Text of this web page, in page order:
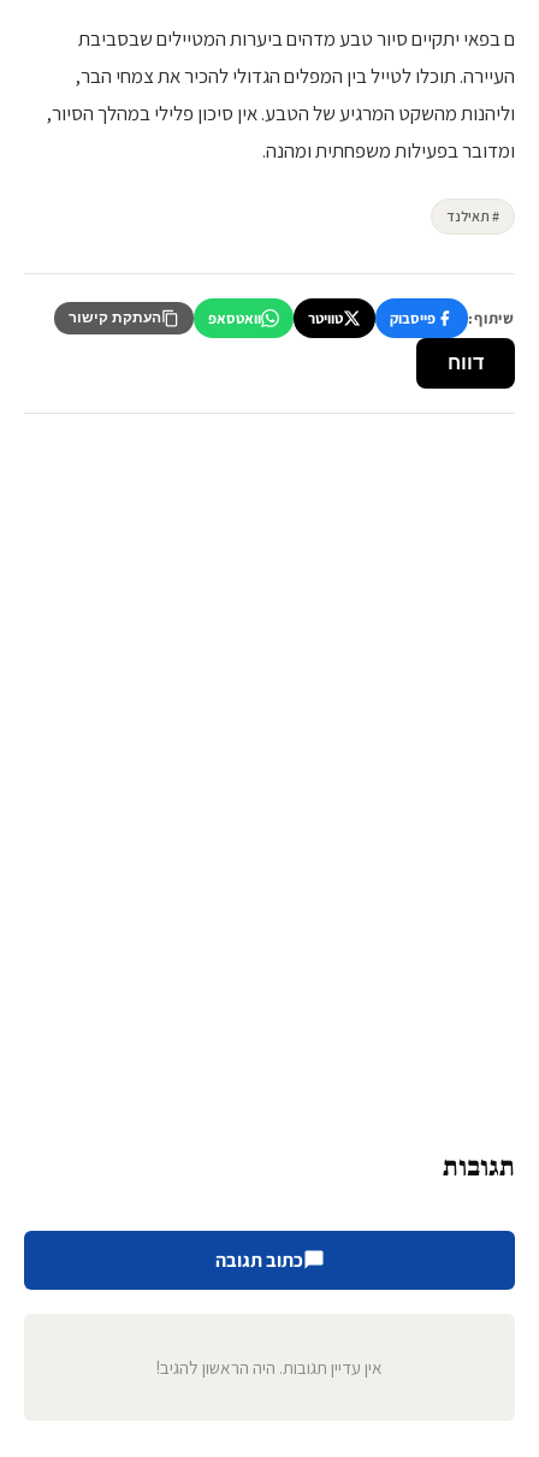
ם בפאי יתקיים סיור טבע מדהים ביערות המטיילים שבסביבת
העיירה. תוכלו לטייל בין המפלים הגדולי להכיר את צמחי הבר,
וליהנות מהשקט המרגיע של הטבע. אין סיכון פלילי במהלך הסיור,
ומדובר בפעילות משפחתית ומהנה.
# תאילנד
שיתוף: פייסבוק טוויטר וואטסאפ העתקת קישור
דווח
תגובות
כתוב תגובה
אין עדיין תגובות. היה הראשון להגיב!